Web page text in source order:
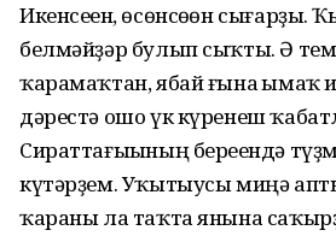
Икенсеһен, өсөнсөһөн
белмәйҙәр булып сыҡты. Ә
ҡарамаҡтан, ябай ғына һымаҡ
дәрестә ошо үк күренеш
Сираттағыһының береһендә
күтәрҙем. Уҡытыусы миңә
ҡараны ла таҡта янына